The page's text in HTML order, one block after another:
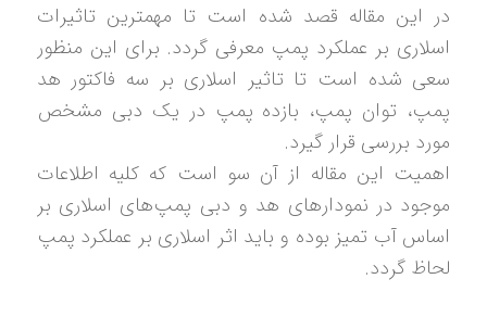
در این مقاله قصد شده است تا مهمترین تاثیرات
اسلاری بر عملکرد پمپ معرفی گردد. برای این منظور
سعی شده است تا تاثیر اسلاری بر سه فاکتور هد
پمپ، توان پمپ، بازده پمپ در یک دبی مشخص
مورد بررسی قرار گیرد.
اهمیت این مقاله از آن سو است که کلیه اطلاعات
موجود در نمودارهای هد و دبی پمپ‌های اسلاری بر
اساس آب تمیز بوده و باید اثر اسلاری بر عملکرد پمپ
لحاظ گردد.